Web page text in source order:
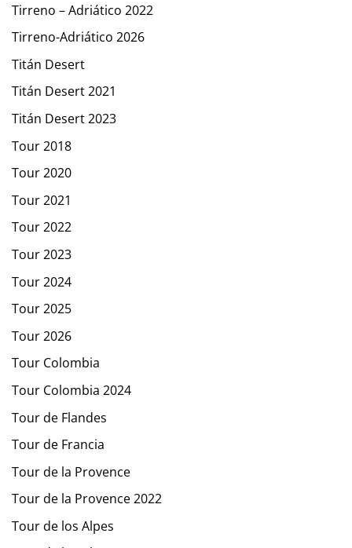
Tirreno – Adriático 2022
Tirreno-Adriático 2026
Titán Desert
Titán Desert 2021
Titán Desert 2023
Tour 2018
Tour 2020
Tour 2021
Tour 2022
Tour 2023
Tour 2024
Tour 2025
Tour 2026
Tour Colombia
Tour Colombia 2024
Tour de Flandes
Tour de Francia
Tour de la Provence
Tour de la Provence 2022
Tour de los Alpes